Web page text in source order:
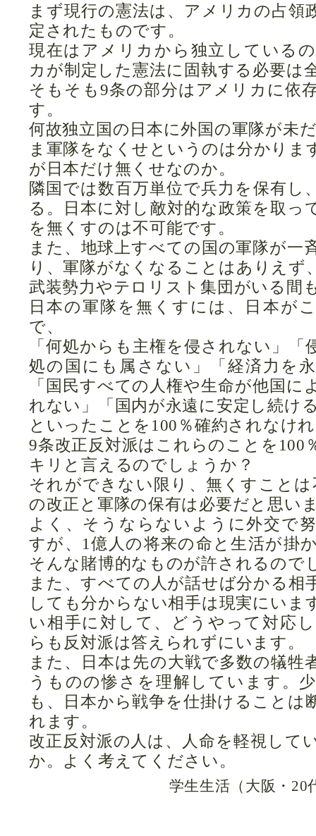
まず現行の憲法は、アメリカの占領
定されたものです。
現在はアメリカから独立している
カが制定した憲法に固執する必要は
そもそも9条の部分はアメリカに依
す。
何故独立国の日本に外国の軍隊が未
ま軍隊をなくせというのは分かりま
が日本だけ無くせなのか。
隣国では数百万単位で兵力を保有し
る。日本に対し敵対的な政策を取っ
を無くすのは不可能です。
また、地球上すべての国の軍隊が一
り、軍隊がなくなることはありえず
武装勢力やテロリスト集団がいる間
日本の軍隊を無くすには、日本が
で、
「何処からも主権を侵されない」「
処の国にも属さない」「経済力を
「国民すべての人権や生命が他国に
れない」「国内が永遠に安定し続け
といったことを100％確約されなけ
9条改正反対派はこれらのことを100
キリと言えるのでしょうか？
それができない限り、無くすこと
の改正と軍隊の保有は必要だと思い
よく、そうならないように外交で
すが、1億人の将来の命と生活が掛
そんな賭博的なものが許されるので
また、すべての人が話せば分かる相
しても分からない相手は現実にいま
い相手に対して、どうやって対応
らも反対派は答えられずにいます。
また、日本は先の大戦で多数の犠牲
うものの惨さを理解しています。
も、日本から戦争を仕掛けることは
れます。
改正反対派の人は、人命を軽視して
か。よく考えてください。
学生生活（大阪・20